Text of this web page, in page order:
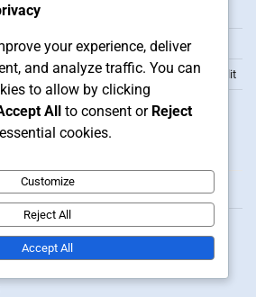
Liiketoiminta, Yhteiskunta, Vaikutus
Kysynnän merkitys, Valtion rooli
Päätökset: Kestävyys, Vaikutukset, Mallit
Päätöksenteko, preferenssit, valinnat
your experience, deliver
and analyze traffic. You can
to allow by clicking
All to consent or Reject
cookies.
Customize
Reject All
Accept All